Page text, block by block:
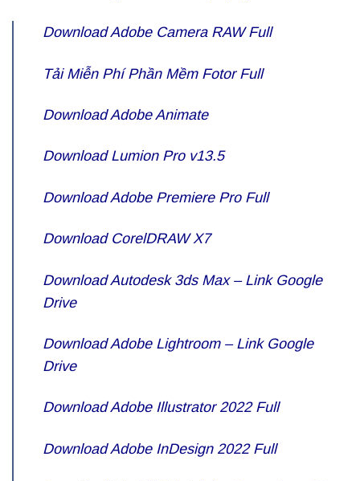
Download Adobe Camera RAW Full
Tải Miễn Phí Phần Mềm Fotor Full
Download Adobe Animate
Download Lumion Pro v13.5
Download Adobe Premiere Pro Full
Download CorelDRAW X7
Download Autodesk 3ds Max – Link Google
Drive
Download Adobe Lightroom – Link Google
Drive
Download Adobe Illustrator 2022 Full
Download Adobe InDesign 2022 Full